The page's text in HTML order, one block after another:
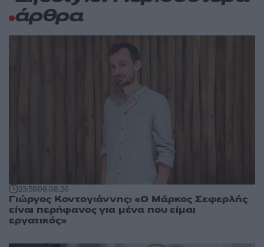
άρθρα
23:5809.08.26
Γιώργος Κοντογιάννης: «Ο Μάρκος Σεφερλής
είναι περήφανος για μένα που είμαι
εργατικός»